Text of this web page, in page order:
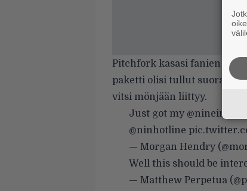
Pitchfork kasasi fanien
paketti olisi tullut suoraan
vitsi mönjään liittyy.
Just got my
@ninhotline
— Morgan Hendry
Well this should be
— Matthew Perpetua